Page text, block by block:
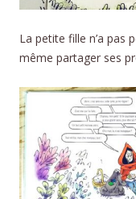
La petite fille n’a pas
même partager ses